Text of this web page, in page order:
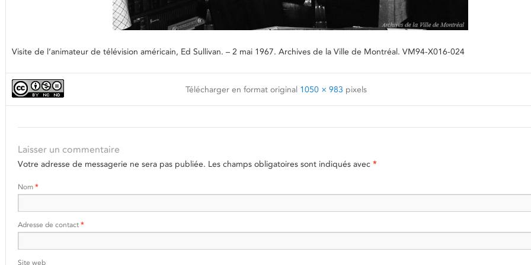
Visite de l’animateur de télévision américain, Ed Sullivan. – 2 mai 1967. Archives de la Ville de Montréal. VM94-X016-024
Télécharger en format original 1050 × 983 pixels
Laisser un commentaire
Votre adresse de messagerie ne sera pas publiée. Les champs obligatoires sont indiqués avec *
Nom *
Adresse de contact *
Site web